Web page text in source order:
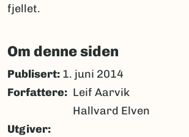
fjellet.
Om denne siden
Publisert: 1. juni 2014
Forfattere
Leif Aarvik
Hallvard Elven
Utgiver